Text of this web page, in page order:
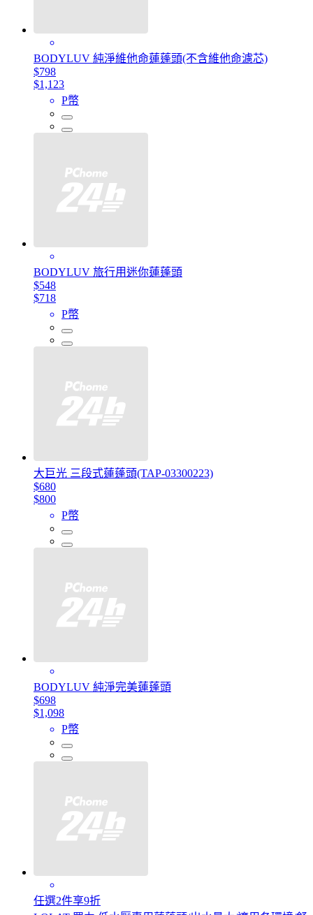
BODYLUV 純淨維他命蓮蓬頭(不含維他命濾芯)
$798
$1,123
P幣
BODYLUV 旅行用迷你蓮蓬頭
$548
$718
P幣
大巨光 三段式蓮蓬頭(TAP-03300223)
$680
$800
P幣
BODYLUV 純淨完美蓮蓬頭
$698
$1,098
P幣
任選2件享9折